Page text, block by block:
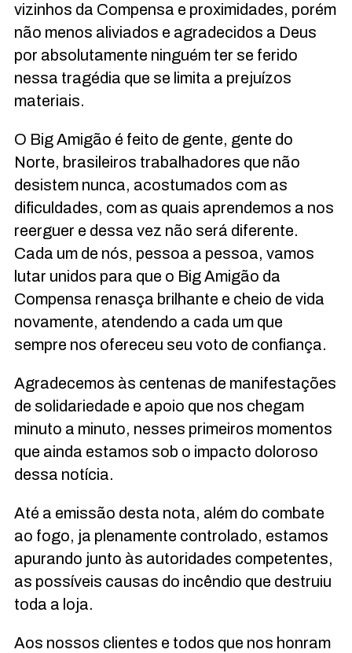
vizinhos da Compensa e proximidades, porém
não menos aliviados e agradecidos a Deus
por absolutamente ninguém ter se ferido
nessa tragédia que se limita a prejuízos
materiais.
O Big Amigão é feito de gente, gente do
Norte, brasileiros trabalhadores que não
desistem nunca, acostumados com as
dificuldades, com as quais aprendemos a nos
reerguer e dessa vez não será diferente.
Cada um de nós, pessoa a pessoa, vamos
lutar unidos para que o Big Amigão da
Compensa renasça brilhante e cheio de vida
novamente, atendendo a cada um que
sempre nos ofereceu seu voto de confiança.
Agradecemos às centenas de manifestações
de solidariedade e apoio que nos chegam
minuto a minuto, nesses primeiros momentos
que ainda estamos sob o impacto doloroso
dessa notícia.
Até a emissão desta nota, além do combate
ao fogo, ja plenamente controlado, estamos
apurando junto às autoridades competentes,
as possíveis causas do incêndio que destruiu
toda a loja.
Aos nossos clientes e todos que nos honram